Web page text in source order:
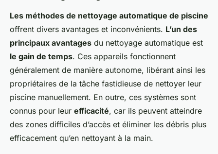
Les méthodes de nettoyage automatique de piscine
offrent divers avantages et inconvénients. L’un des
principaux avantages du nettoyage automatique est
le gain de temps. Ces appareils fonctionnent
généralement de manière autonome, libérant ainsi les
propriétaires de la tâche fastidieuse de nettoyer leur
piscine manuellement. En outre, ces systèmes sont
connus pour leur efficacité, car ils peuvent atteindre
des zones difficiles d’accès et éliminer les débris plus
efficacement qu’en nettoyant à la main.